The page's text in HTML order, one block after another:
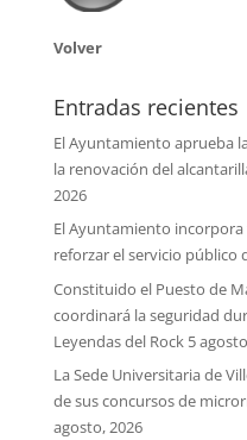
Volver
Entradas recientes
El Ayuntamiento aprueba
la renovación del
2026
El Ayuntamiento
reforzar el servicio público
Constituido el Puesto de
coordinará la seguridad
Leyendas del Rock 5
La Sede Universitaria de
de sus concursos de
agosto, 2026